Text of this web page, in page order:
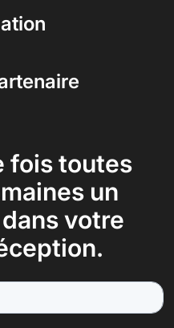
fois toutes
un
votre